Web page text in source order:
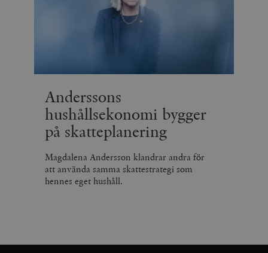
Anderssons
hushållsekonomi bygger
på skatteplanering
Magdalena Andersson klandrar andra för
att använda samma skattestrategi som
hennes eget hushåll.